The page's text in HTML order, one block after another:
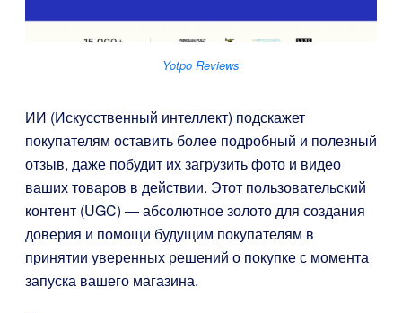
Yotpo Reviews
ИИ (Искусственный интеллект) подскажет
покупателям оставить более подробный и полезный
отзыв, даже побудит их загрузить фото и видео
ваших товаров в действии. Этот пользовательский
контент (UGC) — абсолютное золото для создания
доверия и помощи будущим покупателям в
принятии уверенных решений о покупке с момента
запуска вашего магазина.